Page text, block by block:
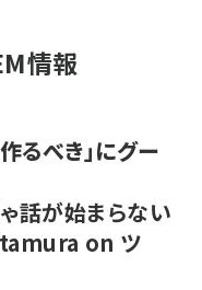
情報
るべき」にグー
話が始まらない
on ツ